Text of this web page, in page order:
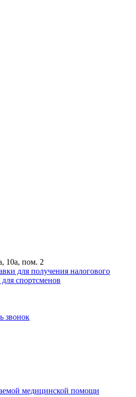
10а, пом. 2
для получения налогового
спортсменов
звонок
медицинской помощи